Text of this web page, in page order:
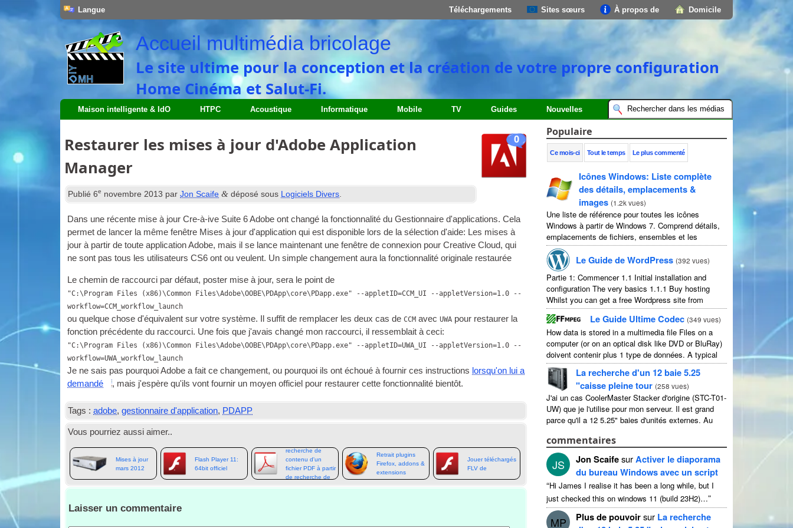
Domicile
À propos de
Sites sœurs
Téléchargements
Langue
Accueil multimédia bricolage
Le site ultime pour la conception et la création de votre propre configuration
Home Cinéma et Salut-Fi.
Maison intelligente & IdO HTPC Acoustique Informatique Mobile TV Guides Nouvelles
0
Restaurer les mises à jour d'Adobe Application
Manager
Publié6e novembre 2013 parJon Scaife & déposé sous Logiciels Divers.
Dans une récente mise à jour Cre-à-ive Suite 6 Adobe ont changé la fonctionnalité du Gestionnaire d'applications. Cela
permet de lancer la même fenêtre Mises à jour d'application qui est disponible lors de la sélection d'aide: Les mises à
jour à partir de toute application Adobe, mais il se lance maintenant une fenêtre de connexion pour Creative Cloud, qui
ne sont pas tous les utilisateurs CS6 ont ou veulent. Un simple changement aura la fonctionnalité originale restaurée
Le chemin de raccourci par défaut, poster mise à jour, sera le point de
"C:\Program Files (x86)\Common Files\Adobe\OOBE\PDApp\core\PDapp.exe" --appletID=CCM_UI --appletVersion=1.0 --
workflow=CCM_workflow_launch
ou quelque chose d'équivalent sur votre système. Il suffit de remplacer les deux cas deCCM avecUWA pour restaurer la
fonction précédente du raccourci. Une fois que j'avais changé mon raccourci, il ressemblait à ceci:
"C:\Program Files (x86)\Common Files\Adobe\OOBE\PDApp\core\PDapp.exe" --appletID=UWA_UI --appletVersion=1.0 --
workflow=UWA_workflow_launch
Je ne sais pas pourquoi Adobe a fait ce changement, ou pourquoi ils ont échoué à fournir ces instructions lorsqu'on lui a
demandé
, mais j'espère qu'ils vont fournir un moyen officiel pour restaurer cette fonctionnalité bientôt.
Tags : adobe,gestionnaire d'application, PDAPP
Vous pourriez aussi aimer..
Mises à jour
mars 2012
Flash Player 11:
64bit officiel
recherche de
contenu d'un
fichier PDF à partir
de recherche de
Retrait plugins
Firefox, addons &
extensions
Jouer téléchargés
FLV de
Laisser un commentaire
Populaire
Ce mois-ci Tout le temps Le plus commenté
Icônes Windows: Liste complète
des détails, emplacements &
images (1.2k vues)
Une liste de référence pour toutes les icônes
Windows à partir de Windows 7. Comprend détails,
emplacements de fichiers, ensembles et les
instructions d'image complets.
Le Guide de WordPress (392 vues)
Partie 1: Commencer 1.1 Initial installation and
configuration The very basics 1.1.1 Buy hosting
Whilst you can get a free Wordpress site from
wordpress.com,you lose some control and you
have to serve their...
Le Guide Ultime Codec (349 vues)
How data is stored in a multimedia file Files on a
computer(or on an optical disk like DVD or BluRay)
doivent contenir plus 1 type de données.A typical
movie will include...
La recherche d'un 12 baie 5.25
"caisse pleine tour (258 vues)
J'ai un cas CoolerMaster Stacker d'origine (STC-T01-
UW) que je l'utilise pour mon serveur. Il est grand
parce qu'il a 12 5.25" baies d'unités externes. Au
commentaires
JS Jon ScaifesurActiver le diaporama
du bureau Windows avec un script
“Hi James I realise it has been a long while,but I
just checked this on windows 11 (build 23H2)…”
MP Plus de pouvoirsur La recherche